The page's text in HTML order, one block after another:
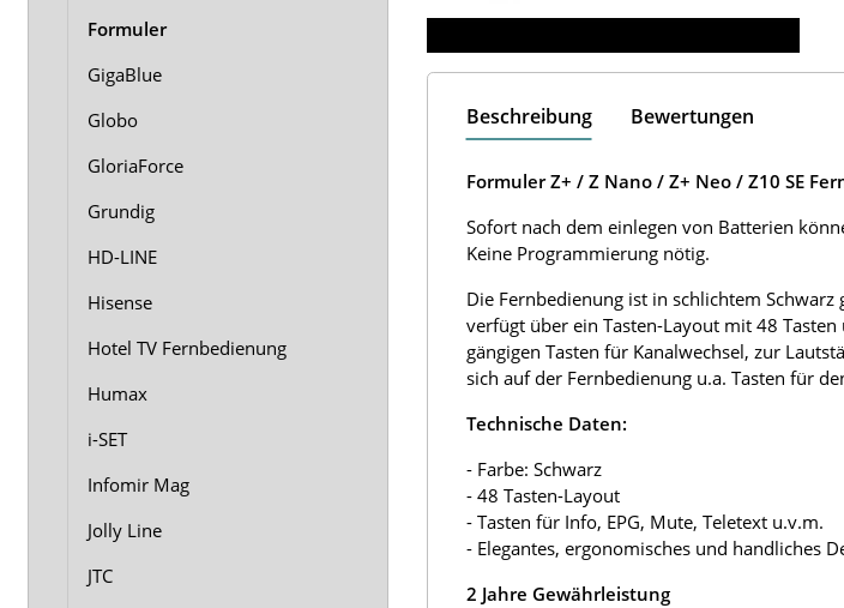
Beschreibung Bewertungen
Formuler Z+ / Z Nano / Z+ Neo / Z10 SE
Sofort nach dem einlegen von Batterien
Keine Programmierung nötig.
Die Fernbedienung ist in schlichtem
verfügt über ein Tasten-Layout mit 48
gängigen Tasten für Kanalwechsel, zur
sich auf der Fernbedienung u.a. Tasten für
Technische Daten:
- Farbe: Schwarz
- 48 Tasten-Layout
- Tasten für Info, EPG, Mute, Teletext u.v.m.
- Elegantes, ergonomisches und handliches
2 Jahre Gewährleistung
Formuler
GigaBlue
Globo
GloriaForce
Grundig
HD-LINE
Hisense
Hotel TV Fernbedienung
Humax
i-SET
Infomir Mag
Jolly Line
JTC